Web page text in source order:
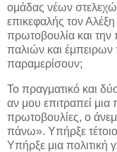
ομάδας νέων
επικεφαλής τον
πρωτοβουλία και
παλιών και
παραμερίσουν;
Το πραγματικό και
αν μου επιτραπεί
πρωτοβουλίες, ο
πάνω». Υπήρξε
Υπήρξε μια πολιτική